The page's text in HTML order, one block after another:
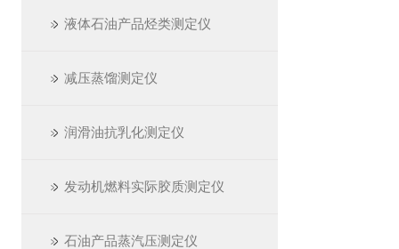
液体石油产品烃类测定仪
减压蒸馏测定仪
润滑油抗乳化测定仪
发动机燃料实际胶质测定仪
石油产品蒸汽压测定仪